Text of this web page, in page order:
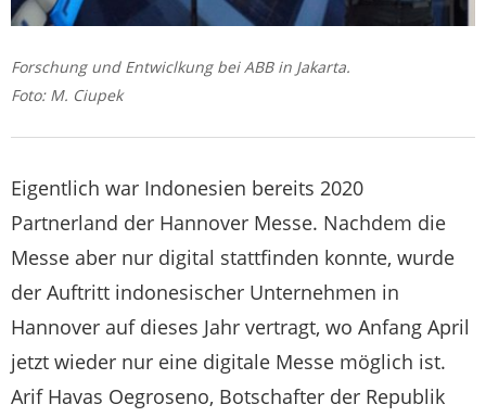
Forschung und Entwiclkung bei ABB in Jakarta.
Foto: M. Ciupek
Eigentlich war Indonesien bereits 2020
Partnerland der Hannover Messe. Nachdem die
Messe aber nur digital stattfinden konnte, wurde
der Auftritt indonesischer Unternehmen in
Hannover auf dieses Jahr vertragt, wo Anfang April
jetzt wieder nur eine digitale Messe möglich ist.
Arif Havas Oegroseno, Botschafter der Republik